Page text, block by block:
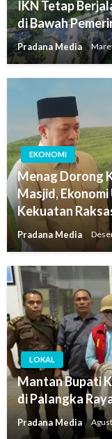
IKN Tetap
di Bawah
Pradana Media
EKONOMI
Menag Dorong
Masjid,
Kekuatan
Pradana Media
LOKAL
Mantan Bupati
di Palangka
Pradana Media